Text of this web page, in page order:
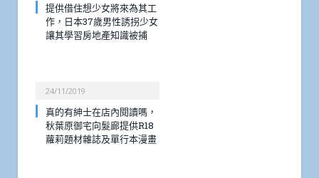
提供借住想少女將來為其工
作，日本37歲男性誘拐少女
讓其學習房地產知識被捕
24/11/2019
真的有紳士在店內閱讀嗎，
秋葉原御宅向髮廊提供R18
蘿莉題材雜誌及單行本漫畫